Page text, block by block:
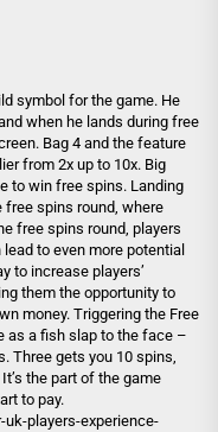
symbol for the game. He
when he lands during free
Bag 4 and the feature
from 2x up to 10x. Big
to win free spins. Landing
spins round, where
free spins round, players
to even more potential
to increase players’
them the opportunity to
money. Triggering the Free
as a fish slap to the face –
Three gets you 10 spins,
the part of the game
to pay.
players-experience-